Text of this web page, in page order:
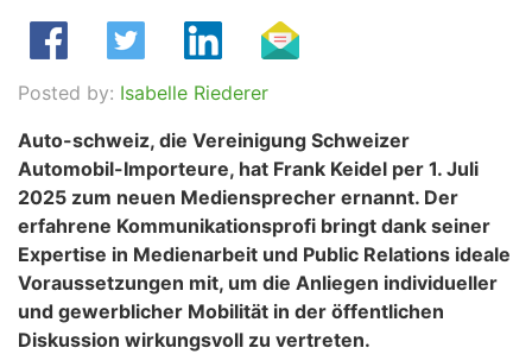
Posted by: Isabelle Riederer
Auto-schweiz, die Vereinigung Schweizer
Automobil-Importeure, hat Frank Keidel per 1. Juli
2025 zum neuen Mediensprecher ernannt. Der
erfahrene Kommunikationsprofi bringt dank seiner
Expertise in Medienarbeit und Public Relations ideale
Voraussetzungen mit, um die Anliegen individueller
und gewerblicher Mobilität in der öffentlichen
Diskussion wirkungsvoll zu vertreten.